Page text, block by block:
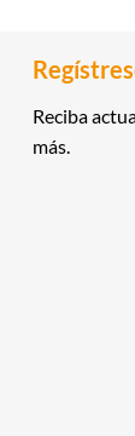
Reciba
más.